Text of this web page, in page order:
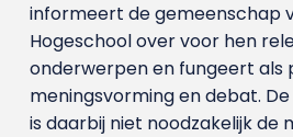
informeert de gemeenschap
Hogeschool over voor hen
onderwerpen en fungeert als
meningsvorming en debat.
is daarbij niet noodzakelijk de